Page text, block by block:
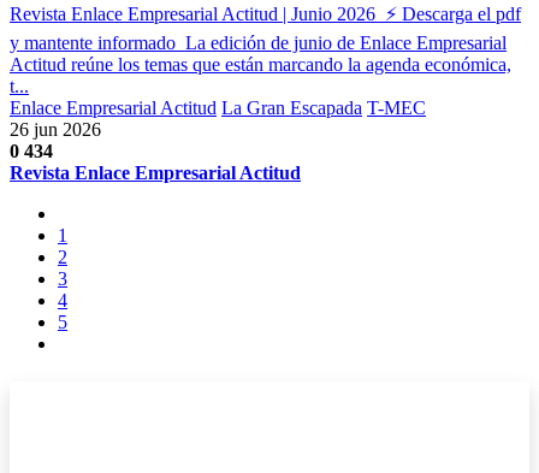
Revista Enlace Empresarial Actitud | Junio 2026 ⚡ Descarga el pdf
y mantente informado La edición de junio de Enlace Empresarial
Actitud reúne los temas que están marcando la agenda económica,
t...
Enlace Empresarial Actitud La Gran Escapada T-MEC
26 jun 2026
0 434
Revista Enlace Empresarial Actitud
1
2
3
4
5